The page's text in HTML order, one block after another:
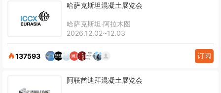
哈萨克斯坦混凝土展览会
哈萨克斯坦·阿拉木图
2026.12.02~12.03
137593 订阅
阿联酋迪拜混凝土展览会